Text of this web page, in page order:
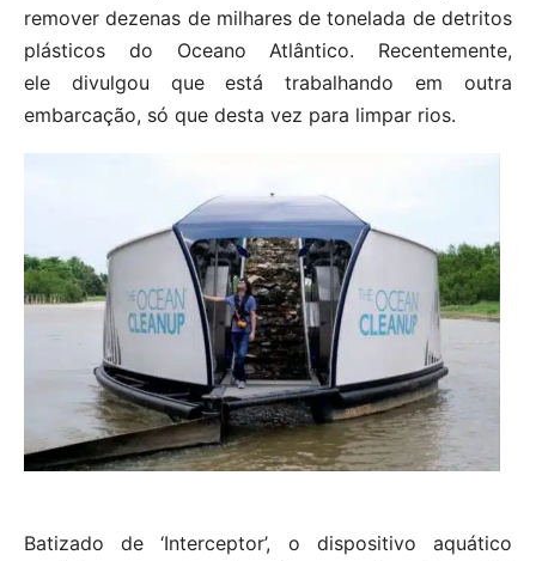
remover dezenas de milhares de tonelada de detritos
plásticos do Oceano Atlântico. Recentemente,
ele divulgou que está trabalhando em outra
embarcação, só que desta vez para limpar rios.
Batizado de ‘Interceptor’, o dispositivo aquático